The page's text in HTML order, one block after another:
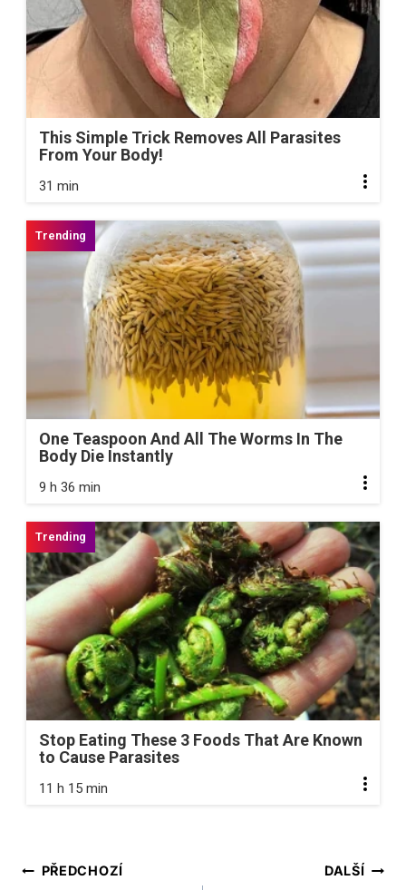
This Simple Trick Removes All Parasites
From Your Body!
31 min
One Teaspoon And All The Worms In The
Body Die Instantly
9 h 36 min
Stop Eating These 3 Foods That Are Known
to Cause Parasites
11 h 15 min
Navigace
PŘEDCHOZÍ DALŠÍ